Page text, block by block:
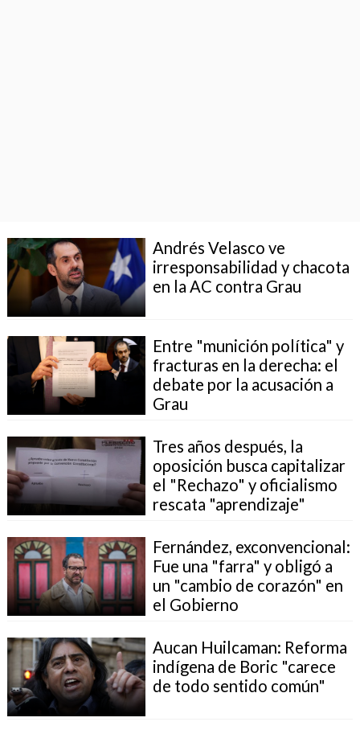
Andrés Velasco ve
irresponsabilidad y chacota
en la AC contra Grau
Entre "munición política" y
fracturas en la derecha: el
debate por la acusación a
Grau
Tres años después, la
oposición busca capitalizar
el "Rechazo" y oficialismo
rescata "aprendizaje"
Fernández, exconvencional:
Fue una "farra" y obligó a
un "cambio de corazón" en
el Gobierno
Aucan Huilcaman: Reforma
indígena de Boric "carece
de todo sentido común"